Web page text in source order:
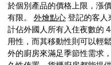
於個別產品的價格上限，漲
有限。 外燴點心 登記的客人
計佔外國人所有入住夜數的
用性，而其移動性則可以輕
外的廚房來滿足季節性需求